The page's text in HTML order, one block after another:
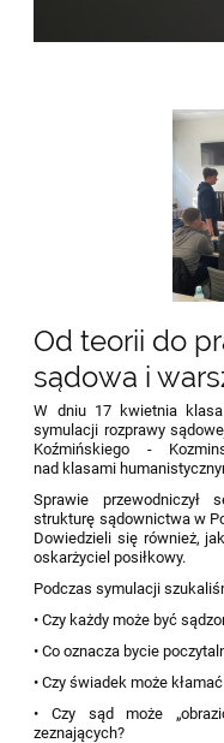
Od teorii do
sądowa i
W dniu 17 kwietnia
symulacji rozprawy
Koźmińskiego -
nad klasami
Sprawie przewodniczył
strukturę sądownictwa w
Dowiedzieli się również,
oskarżyciel posiłkowy.
Podczas symulacji
• Czy każdy może być
• Co oznacza bycie
• Czy świadek może
• Czy sąd może
zeznających?